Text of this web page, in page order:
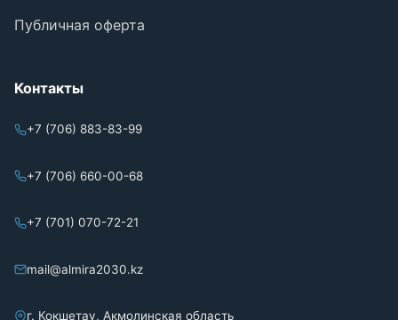
Публичная оферта
Контакты
+7 (706) 883-83-99
+7 (706) 660-00-68
+7 (701) 070-72-21
mail@almira2030.kz
г. Кокшетау, Акмолинская область